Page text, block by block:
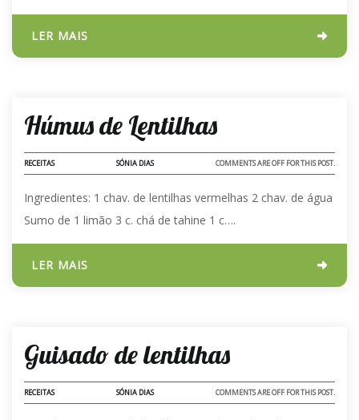
LER MAIS
Húmus de Lentilhas
RECEITAS SÓNIA DIAS COMMENTS ARE OFF FOR THIS POST.
Ingredientes: 1 chav. de lentilhas vermelhas 2 chav. de água
Sumo de 1 limão 3 c. chá de tahine 1 c….
LER MAIS
Guisado de lentilhas
RECEITAS SÓNIA DIAS COMMENTS ARE OFF FOR THIS POST.